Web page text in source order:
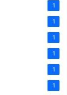
1
1
1
1
1
1